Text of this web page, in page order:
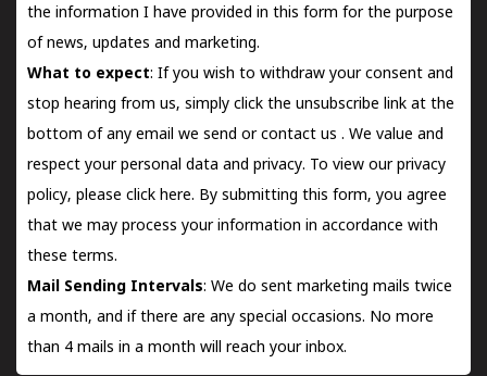
the information I have provided in this form for the purpose
of news, updates and marketing.
What to expect: If you wish to withdraw your consent and
stop hearing from us, simply click the unsubscribe link at the
bottom of any email we send orcontact us . We value and
respect your personal data and privacy. To view our privacy
policy, please click here. By submitting this form, you agree
that we may process your information in accordance with
these terms.
Mail Sending Intervals: We do sent marketing mails twice
a month, and if there are any special occasions. No more
than 4 mails in a month will reach your inbox.